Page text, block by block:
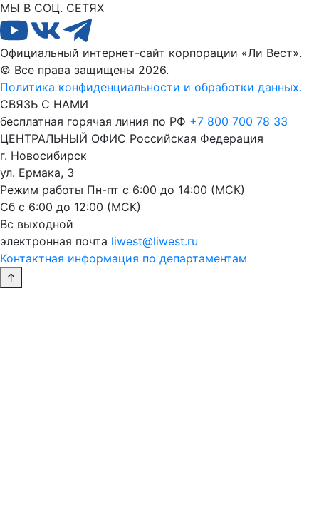
МЫ В СОЦ. СЕТЯХ
Официальный интернет-сайт корпорации «Ли Вест».
© Все права защищены 2026.
Политика конфиденциальности и обработки данных.
СВЯЗЬ С НАМИ
бесплатная горячая линия по РФ +7 800 700 78 33
ЦЕНТРАЛЬНЫЙ ОФИС Российская Федерация
г. Новосибирск
ул. Ермака, 3
Режим работы Пн-пт с 6:00 до 14:00 (МСК)
Сб с 6:00 до 12:00 (МСК)
Вс выходной
электронная почта liwest@liwest.ru
Контактная информация по департаментам
↑